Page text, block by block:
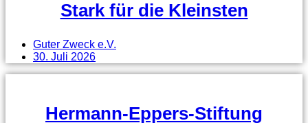
Stark für die Kleinsten
Guter Zweck e.V.
30. Juli 2026
Hermann-Eppers-Stiftung